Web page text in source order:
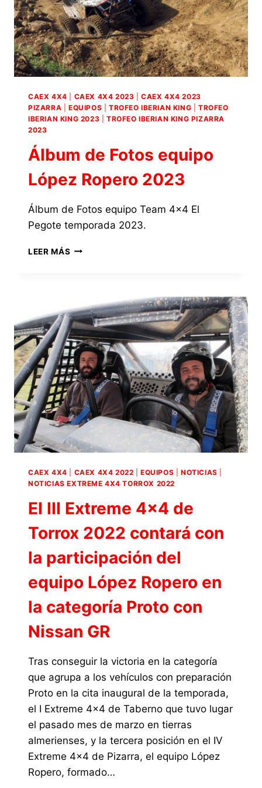
CAEX 4X4 CAEX 4X4 2023 |CAEX 4X4 2023
PIZARRA
EQUIPOS TROFEO IBERIAN KING |TROFEO
IBERIAN KING 2023
TROFEO IBERIAN KING PIZARRA
2023
Álbum de Fotos equipo
López Ropero 2023
Álbum de Fotos equipo Team 4×4 El
Pegote temporada 2023.
LEER MÁS ÁLBUM
ROPERO
2023
CAEX 4X4 CAEX 4X4 2022 |EQUIPOS |NOTICIAS
NOTICIAS EXTREME 4X4 TORROX 2022
El III Extreme 4×4 de
Torrox 2022 contará con
la participación del
equipo López Ropero en
la categoría Proto con
Nissan GR
Tras conseguir la victoria en la categoría
que agrupa a los vehículos con preparación
Proto en la cita inaugural de la temporada,
el I Extreme 4×4 de Taberno que tuvo lugar
el pasado mes de marzo en tierras
almerienses, y la tercera posición en el IV
Extreme 4×4 de Pizarra, el equipo López
Ropero, formado…